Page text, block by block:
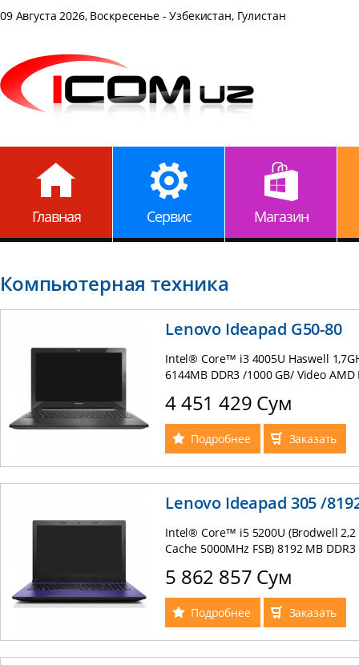
09 Августа 2026, Воскресенье - Узбекистан, Гулистан
Главная Сервис Магазин
Компьютерная техника
Lenovo Ideapad G50-80
Intel® Core™ i3 4005U Haswell
6144MB DDR3 /1000 GB/ Video
4Cells (Russian keyboard) Slim
4 451 429 Сум
Подробнее Заказать
Lenovo Ideapad 305 /
Intel® Core™ i5 5200U (Brodwell 2,2
Cache 5000MHz FSB) 8192 MB
/GigabitLAN/WIFI/Card Reader / HD
(Russian keyboard) Win 8.1 RUS
5 862 857 Сум
Подробнее Заказать